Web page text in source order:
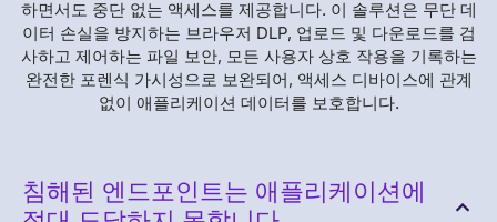
하면서도 중단 없는 액세스를 제공합니다. 이 솔루션은 무단 데
이터 손실을 방지하는 브라우저 DLP, 업로드 및 다운로드를 검
사하고 제어하는 파일 보안, 모든 사용자 상호 작용을 기록하는
완전한 포렌식 가시성으로 보완되어, 액세스 디바이스에 관계
없이 애플리케이션 데이터를 보호합니다.
침해된 엔드포인트는 애플리케이션에